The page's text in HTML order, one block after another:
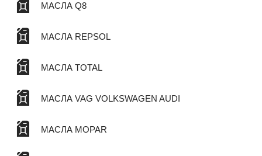
МАСЛА Q8
МАСЛА REPSOL
МАСЛА TOTAL
МАСЛА VAG VOLKSWAGEN AUDI
МАСЛА MOPAR